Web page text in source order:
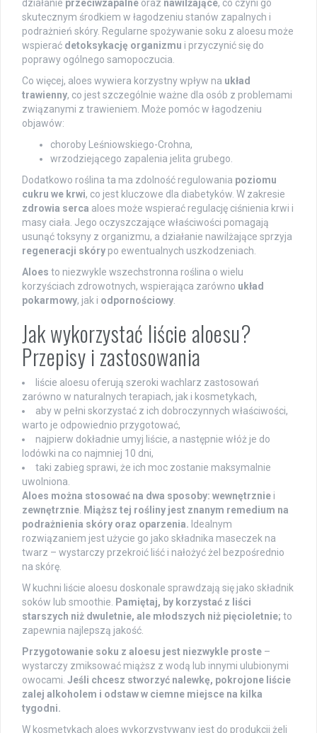
działanie przeciwzapalne oraz nawilżające, co czyni go
skutecznym środkiem w łagodzeniu stanów zapalnych i
podrażnień skóry. Regularne spożywanie soku z aloesu może
wspierać detoksykację organizmu i przyczynić się do
poprawy ogólnego samopoczucia.
Co więcej, aloes wywiera korzystny wpływ na układ
trawienny, co jest szczególnie ważne dla osób z problemami
związanymi z trawieniem. Może pomóc w łagodzeniu
objawów:
choroby Leśniowskiego-Crohna,
wrzodziejącego zapalenia jelita grubego.
Dodatkowo roślina ta ma zdolność regulowania poziomu
cukru we krwi, co jest kluczowe dla diabetyków. W zakresie
zdrowia serca aloes może wspierać regulację ciśnienia krwi i
masy ciała. Jego oczyszczające właściwości pomagają
usunąć toksyny z organizmu, a działanie nawilżające sprzyja
regeneracji skóry po ewentualnych uszkodzeniach.
Aloes to niezwykle wszechstronna roślina o wielu
korzyściach zdrowotnych, wspierająca zarówno układ
pokarmowy, jak i odpornościowy
Jak wykorzystać liście aloesu?
Przepisy i zastosowania
liście aloesu oferują szeroki wachlarz zastosowań
zarówno w naturalnych terapiach, jak i kosmetykach,
aby w pełni skorzystać z ich dobroczynnych właściwości,
warto je odpowiednio przygotować,
najpierw dokładnie umyj liście, a następnie włóż je do
lodówki na co najmniej 10 dni,
taki zabieg sprawi, że ich moc zostanie maksymalnie
uwolniona.
Aloes można stosować na dwa sposoby: wewnętrznie i
zewnętrznie Miąższ tej rośliny jest znanym remedium na
podrażnienia skóry oraz oparzenia. Idealnym
rozwiązaniem jest użycie go jako składnika maseczek na
twarz – wystarczy przekroić liść i nałożyć żel bezpośrednio
na skórę.
W kuchni liście aloesu doskonale sprawdzają się jako składnik
soków lub smoothie.
Pamiętaj, by korzystać z liści
starszych niż dwuletnie, ale młodszych niż pięcioletnie; to
zapewnia najlepszą jakość.
Przygotowanie soku z aloesu jest niezwykle proste –
wystarczy zmiksować miąższ z wodą lub innymi ulubionymi
owocami. Jeśli chcesz stworzyć nalewkę, pokrojone liście
zalej alkoholem i odstaw w ciemne miejsce na kilka
tygodni.
W kosmetykach aloes wykorzystywany jest do produkcji żeli